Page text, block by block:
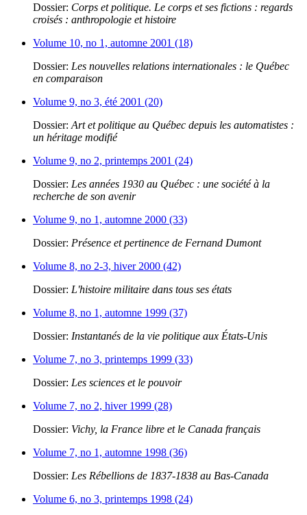
Dossier: Corps et politique. Le corps et ses fictions : regards
croisés : anthropologie et histoire
Volume 10, no 1, automne 2001 (18)
Dossier: Les nouvelles relations internationales : le Québec
en comparaison
Volume 9, no 3, été 2001 (20)
Dossier: Art et politique au Québec depuis les automatistes :
un héritage modifié
Volume 9, no 2, printemps 2001 (24)
Dossier: Les années 1930 au Québec : une société à la
recherche de son avenir
Volume 9, no 1, automne 2000 (33)
Dossier: Présence et pertinence de Fernand Dumont
Volume 8, no 2-3, hiver 2000 (42)
Dossier: L'histoire militaire dans tous ses états
Volume 8, no 1, automne 1999 (37)
Dossier: Instantanés de la vie politique aux États-Unis
Volume 7, no 3, printemps 1999 (33)
Dossier: Les sciences et le pouvoir
Volume 7, no 2, hiver 1999 (28)
Dossier: Vichy, la France libre et le Canada français
Volume 7, no 1, automne 1998 (36)
Dossier: Les Rébellions de 1837-1838 au Bas-Canada
Volume 6, no 3, printemps 1998 (24)